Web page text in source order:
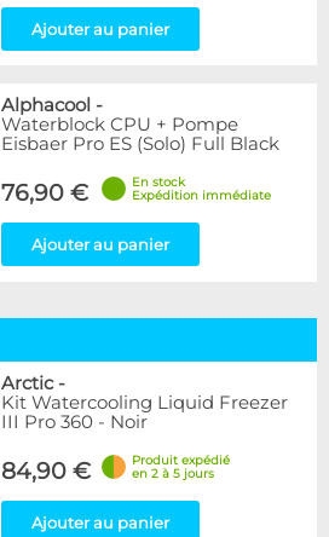
Ajouter au panier
Alphacool -
Waterblock CPU + Pompe
Eisbaer Pro ES (Solo) Full Black
76,90 €
En stock
Expédition immédiate
Ajouter au panier
Arctic-
Kit Watercooling Liquid Freezer
III Pro 360 - Noir
84,90 €
Produit expédié
en 2 à 5 jours
Ajouter au panier